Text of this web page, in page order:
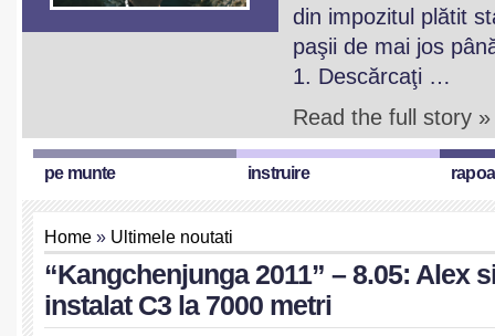
din impozitul plătit
paşii de mai jos
1. Descărcaţi …
Read the full story »
pe munte instruire
Home » Ultimele noutati
“Kangchenjunga 2011” – 8.05: Alex
instalat C3 la 7000 metri